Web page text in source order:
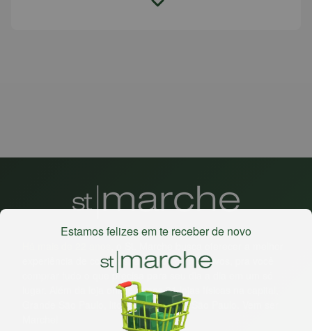
experiência de compras, a preços competitivos, pra você
comprar tudo o que precisa para seu dia a dia em um só
lugar. Além da loja online temos 31 lojas físicas na capital,
Grande São Paulo, litoral e interior de São Paulo. Vem ser
Estamos felizes em te receber de novo